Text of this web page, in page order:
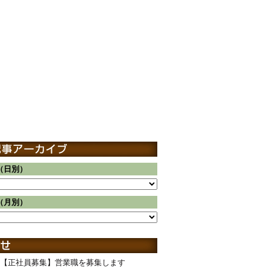
別）
別）
【正社員募集】営業職を募集します